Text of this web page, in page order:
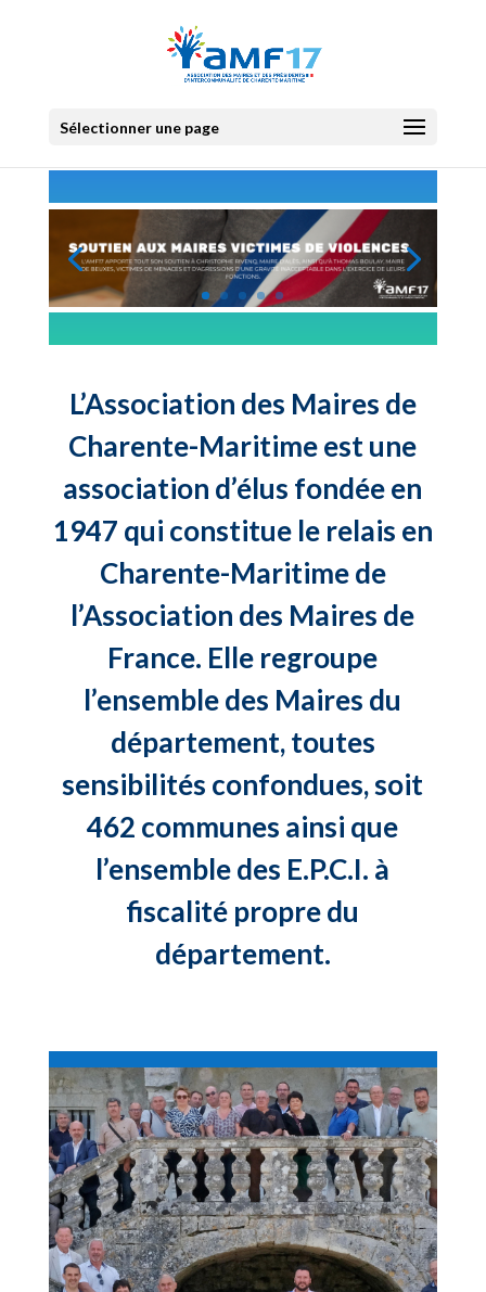
Sélectionner une page
L’Association des Maires de
Charente-Maritime est une
association d’élus fondée en
1947 qui constitue le relais en
Charente-Maritime de
l’Association des Maires de
France. Elle regroupe
l’ensemble des Maires du
département, toutes
sensibilités confondues, soit
462 communes ainsi que
l’ensemble des E.P.C.I. à
fiscalité propre du
département.